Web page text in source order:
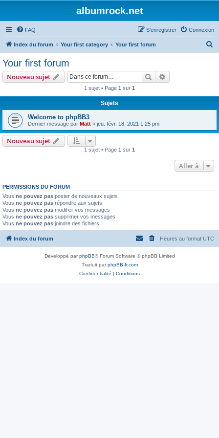
albumrock.net
FAQ Connexion
S’enregistrer
Index du forum Your first category Your first forum
Your first forum
Nouveau sujet Rechercher
1 sujet • Page 1 sur 1
Sujets
Welcome to phpBB3
Dernier message par Matt « jeu. févr. 18, 2021 1:25 pm
Nouveau sujet
1 sujet • Page 1 sur 1
Aller à
PERMISSIONS DU FORUM
Vous ne pouvez pas poster de nouveaux sujets
Vous ne pouvez pas répondre aux sujets
Vous ne pouvez pas modifier vos messages
Vous ne pouvez pas supprimer vos messages
Vous ne pouvez pas joindre des fichiers
Index du forum Heures au format UTC
Développé parphpBB® Forum Software © phpBB Limited
Traduit parphpBB-fr.com
Confidentialité | Conditions